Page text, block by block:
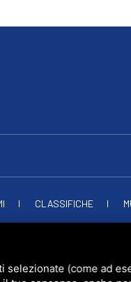
CLASSIFICHE
selezionate (come ad